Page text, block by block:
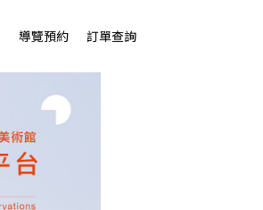
導覽預約 訂單查詢